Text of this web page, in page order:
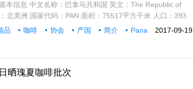
本信息 中文名称：巴拿马共和国 英文：The Republic of
北美洲 国家代码：PAN 面积：75517平方千米 人口：393
2017-09-19
品 咖啡 协会 产国 简介 Pana
晒瑰夏咖啡批次